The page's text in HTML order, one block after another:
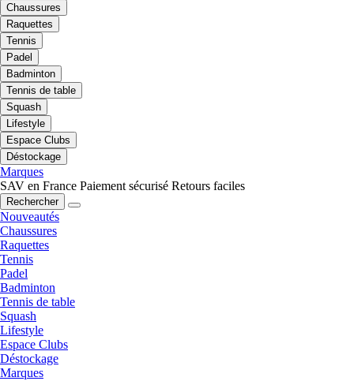
Chaussures
Raquettes
Tennis
Padel
Badminton
Tennis de table
Squash
Lifestyle
Espace Clubs
Déstockage
Marques
SAV en France Paiement sécurisé Retours faciles
Rechercher
Nouveautés
Chaussures
Raquettes
Tennis
Padel
Badminton
Tennis de table
Squash
Lifestyle
Espace Clubs
Déstockage
Marques